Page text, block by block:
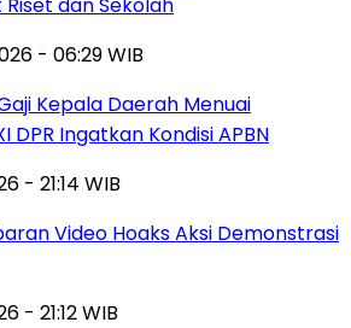
- 06:29 WIB
Kepala Daerah Menuai
DPR Ingatkan Kondisi APBN
- 21:14 WIB
Video Hoaks Aksi Demonstrasi
- 21:12 WIB